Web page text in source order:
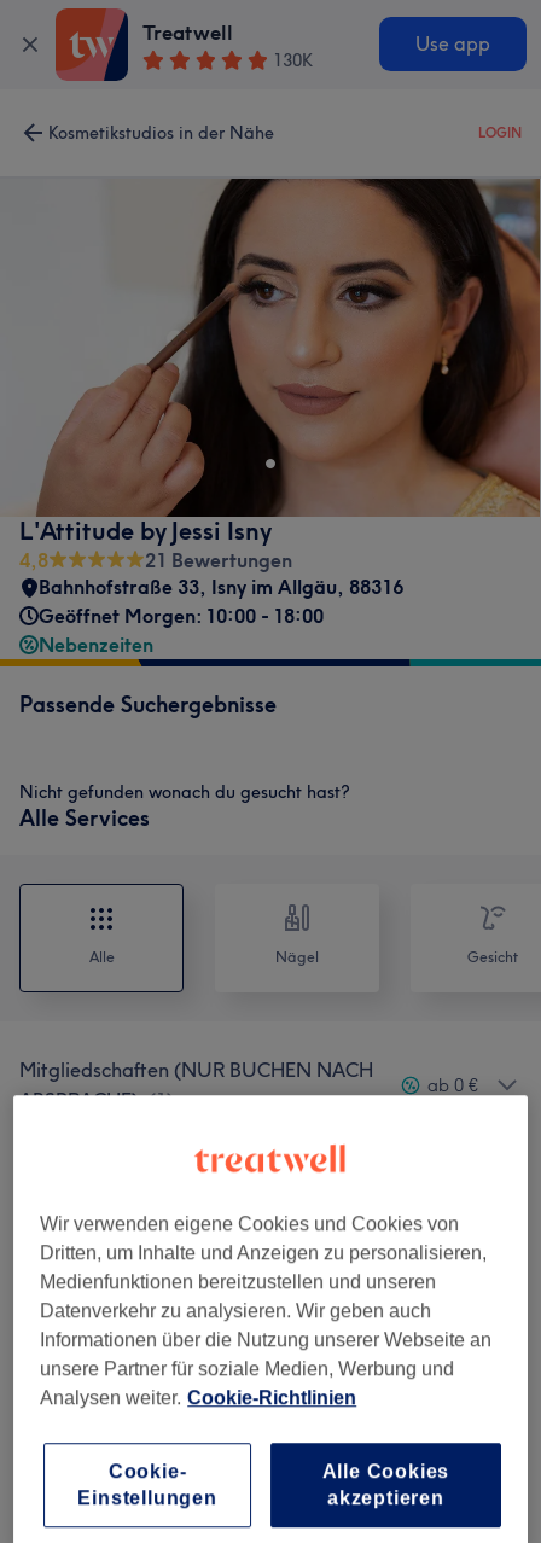
Treatwell
130K
Use app
Kosmetikstudios in der Nähe LOGIN
L'Attitude by Jessi Isny
4,8
21 Bewertungen
Bahnhofstraße 33, Isny im Allgäu, 88316
Geöffnet Morgen: 10:00 - 18:00
Nebenzeiten
Passende Suchergebnisse
Nicht gefunden wonach du gesucht hast?
Alle Services
Alle Nägel Gesicht
Mitgliedschaften (NUR BUCHEN NACH
ABSPRACHE) (1)
ab 0 €
Unterspritzungen Mit Hyaluronsäure
Permanent Make-Up (2 ) ab 95 €
Wimpernbehandlungen (4) ab 10 €
Nageldesign (7 ) ab 1 €
Kosmetisches Ausreinigen (1)
Wir verwenden eigene Cookies und Cookies von
Dritten, um Inhalte und Anzeigen zu personalisieren,
Medienfunktionen bereitzustellen und unseren
Datenverkehr zu analysieren. Wir geben auch
Informationen über die Nutzung unserer Webseite an
unsere Partner für soziale Medien, Werbung und
Analysen weiter. Cookie-Richtlinien
Cookie-
Einstellungen
Alle Cookies
akzeptieren